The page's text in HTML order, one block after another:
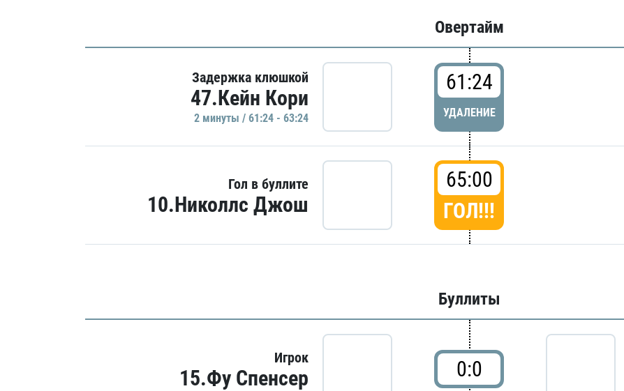
Овертайм
Задержка клюшкой
47.Кейн Кори
2 минуты / 61:24 - 63:24
61:24
УДАЛЕНИЕ
Гол в буллите
10.Николлс Джош
65:00
ГОЛ!!!
Буллиты
Игрок
15.Фу Спенсер 0:0